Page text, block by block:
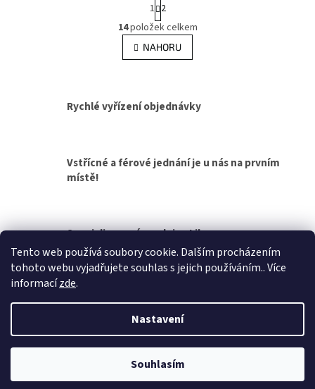
Tento web používá soubory cookie. Dalším procházením
tohoto webu vyjadřujete souhlas s jejich používáním.. Více
informacízde.
Nastavení
Souhlasím
O
v
l
á
c
í
k
p
i
s
u
t
r
á
n
k
n
1 2
14položek celkem
NAHORU
Rychlé vyřízení objednávky
Vstřícné a férové jednání je u nás na prvním
místě!
Specializovaná prodejna Liberec
Copyright 2026Přívěsy za auto, přívěsné vozíky. Všechna práva
vyhrazena.